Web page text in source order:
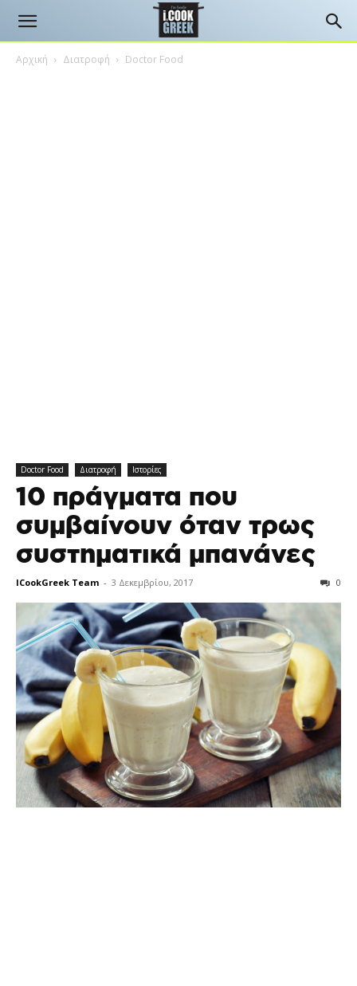
Αρχική Διατροφή Doctor Food
Doctor Food Διατροφή Ιστορίες
10 πράγματα που
συμβαίνουν όταν τρως
συστηματικά μπανάνες
ICookGreek Team - 3 Δεκεμβρίου, 2017 0